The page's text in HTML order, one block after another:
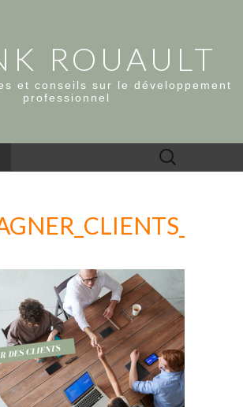
ROUAULT
et conseils sur le développement
professionnel
Rechercher :